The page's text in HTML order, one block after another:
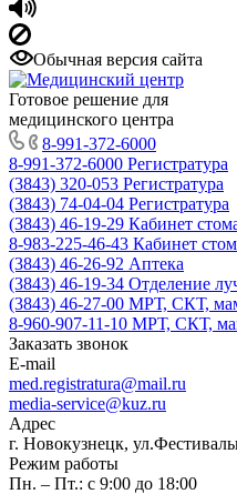
Обычная версия сайта
Готовое решение для
медицинского центра
8-991-372-6000
8-991-372-6000 Регистратура
(3843) 320-053 Регистратура
(3843) 74-04-04 Регистратура
(3843) 46-19-29 Кабинет
8-983-225-46-43 Кабинет
(3843) 46-26-92 Аптека
(3843) 46-19-34 Отделение
(3843) 46-27-00 МРТ, СКТ,
8-960-907-11-10 МРТ, СКТ,
Заказать звонок
E-mail
med.registratura@mail.ru
media-service@kuz.ru
Адрес
г. Новокузнецк,
Режим работы
Пн. – Пт.: с 9:00 до 18:00